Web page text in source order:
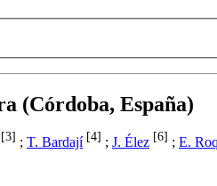
(Córdoba, España)
[3] ; T. Bardají [4] ; J. Élez [6] ; E.